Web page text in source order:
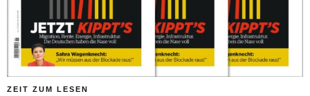
ZEIT ZUM LESEN